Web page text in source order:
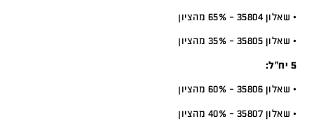
• שאלון 35804 – 65% מהציון
• שאלון 35805 – 35% מהציון
5 יח”ל:
• שאלון 35806 – 60% מהציון
• שאלון 35807 – 40% מהציון